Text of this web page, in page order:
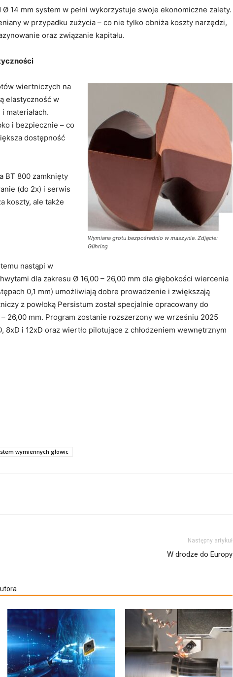
14 mm system w pełni wykorzystuje swoje ekonomiczne zalety.
w przypadku zużycia – co nie tylko obniża koszty narzędzi,
oraz związanie kapitału.
Wymiana grotu bezpośrednio w maszynie. Zdjęcie:
Gühring
wiertniczych na
elastyczność w
materiałach.
i bezpiecznie – co
dostępność
BT 800 zamknięty
(do 2x) i serwis
koszty, ale także
nastąpi w
dla zakresu Ø 16,00 – 26,00 mm dla głębokości wiercenia
0,1 mm) umożliwiają dobre prowadzenie i zwiększają
z powłoką Persistum został specjalnie opracowany do
26,00 mm. Program zostanie rozszerzony we wrześniu 2025
8xD i 12xD oraz wiertło pilotujące z chłodzeniem wewnętrznym
wymiennych głowic
Następny artykuł
W drodze do Europy